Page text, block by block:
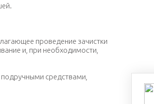
проведение зачистки
и, при необходимости,